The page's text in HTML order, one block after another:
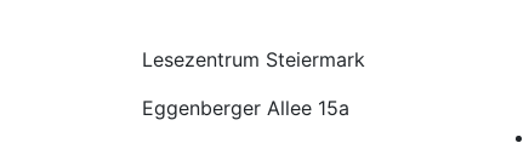
Lesezentrum Steiermark
Eggenberger Allee 15a